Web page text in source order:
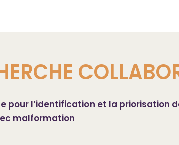
pour l’identification et la priorisation
malformation